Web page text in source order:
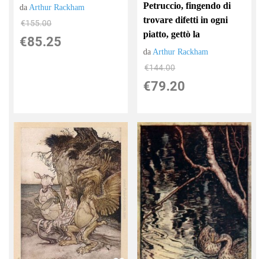
daArthur Rackham
€155.00
€85.25
Petruccio, fingendo di
trovare difetti in ogni
piatto, gettò la
daArthur Rackham
€144.00
€79.20